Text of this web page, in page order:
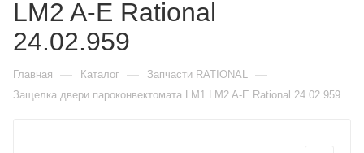
LM2 A-E Rational
24.02.959
Главная — Каталог — Запчасти RATIONAL —
Защелка двери пароконвектомата LM1 LM2 A-E Rational 24.02.959